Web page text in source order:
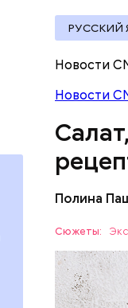
РУССКИЙ
Новости
Новости
Полина
Сюжеты:
ЕДА